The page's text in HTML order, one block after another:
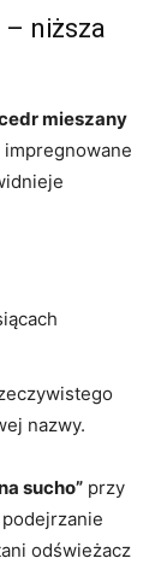
– niższa
mieszany
nazwy.
sucho” przy
odświeżacz